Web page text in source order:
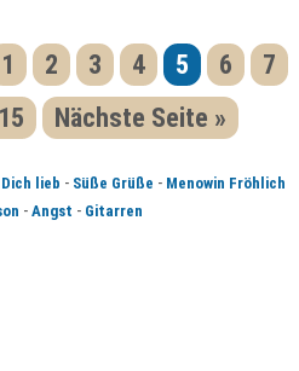
1 2 3 4 5 6
7
15 Nächste Seite »
lieb - Süße Grüße - Menowin Fröhlich
- Angst - Gitarren